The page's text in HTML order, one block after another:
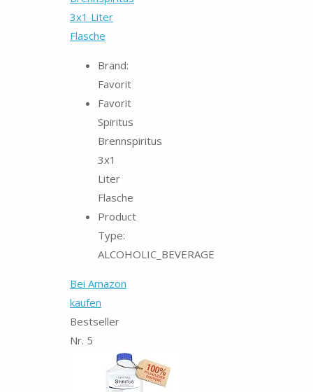
3x1 Liter
Flasche
Brand:
Favorit
Favorit
Spiritus
Brennspiritus
3x1
Liter
Flasche
Product
Type:
ALCOHOLIC_BEVERAGE
Bei Amazon
kaufen
Bestseller
Nr. 5